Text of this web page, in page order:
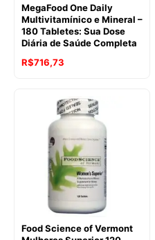
MegaFood One Daily
Multivitamínico e Mineral –
180 Tabletes: Sua Dose
Diária de Saúde Completa
R$716,73
Food Science of Vermont